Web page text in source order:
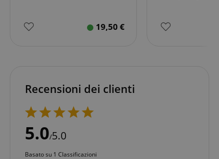
19,50 €
Recensioni dei clienti
5.0/5.0
Basato su 1 Classificazioni